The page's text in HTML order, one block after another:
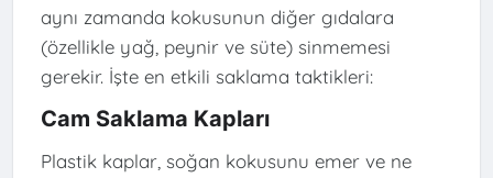
aynı zamanda kokusunun diğer gıdalara
(özellikle yağ, peynir ve süte) sinmemesi
gerekir. İşte en etkili saklama taktikleri:
Cam Saklama Kapları
Plastik kaplar, soğan kokusunu emer ve ne